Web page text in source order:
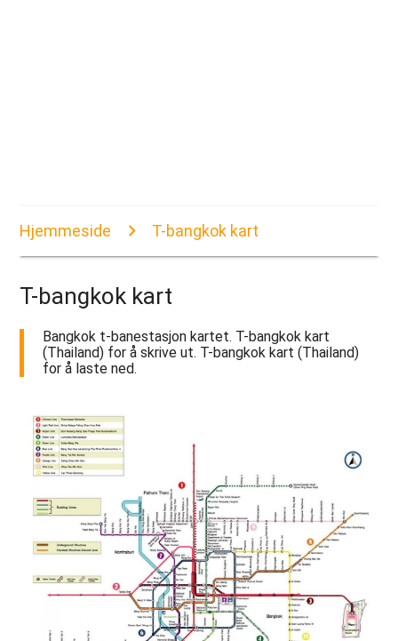
Hjemmeside T-bangkok kart
T-bangkok kart
Bangkok t-banestasjon kartet. T-bangkok kart
(Thailand) for å skrive ut. T-bangkok kart (Thailand)
for å laste ned.